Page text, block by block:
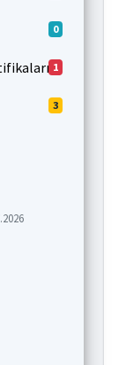
0
1
3